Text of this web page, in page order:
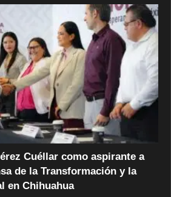
Cuéllar como aspirante a
de la Transformación y la
en Chihuahua